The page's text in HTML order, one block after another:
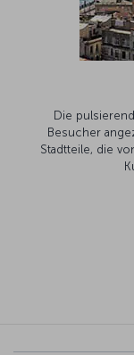
Die
Besucher
Stadtteile, die